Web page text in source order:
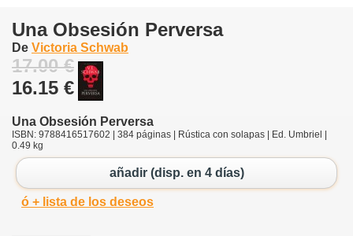
Una Obsesión Perversa
De Victoria Schwab
17.00 €
16.15 €
Una Obsesión Perversa
ISBN: 9788416517602 | 384 páginas | Rústica con solapas | Ed. Umbriel |
0.49 kg
añadir (disp. en 4 días)
ó + lista de los deseos